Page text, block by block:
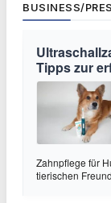
BUSINESS/
Tipps zur
Zahnpflege für
tierischen